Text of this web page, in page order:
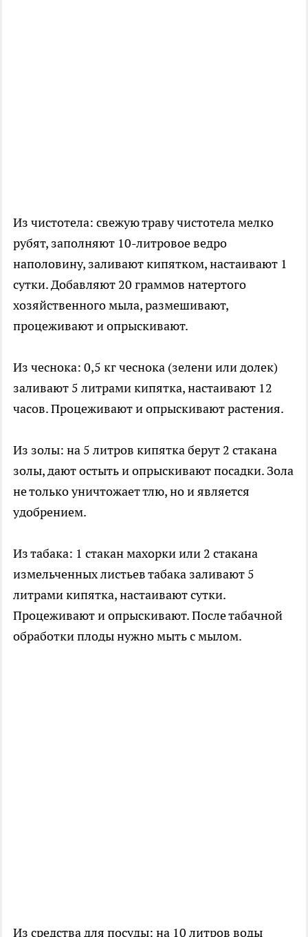
Из чистотела: свежую траву чистотела мелко
рубят, заполняют 10-литровое ведро
наполовину, заливают кипятком, настаивают 1
сутки. Добавляют 20 граммов натертого
хозяйственного мыла, размешивают,
процеживают и опрыскивают.
Из чеснока: 0,5 кг чеснока (зелени или долек)
заливают 5 литрами кипятка, настаивают 12
часов. Процеживают и опрыскивают растения.
Из золы: на 5 литров кипятка берут 2 стакана
золы, дают остыть и опрыскивают посадки. Зола
не только уничтожает тлю, но и является
удобрением.
Из табака: 1 стакан махорки или 2 стакана
измельченных листьев табака заливают 5
литрами кипятка, настаивают сутки.
Процеживают и опрыскивают. После табачной
обработки плоды нужно мыть с мылом.
Из средства для посуды: на 10 литров воды